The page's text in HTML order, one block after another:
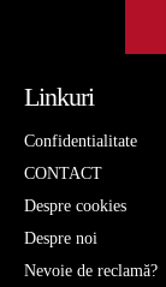
Linkuri
Confidentialitate
CONTACT
Despre cookies
Despre noi
Nevoie de reclamă?